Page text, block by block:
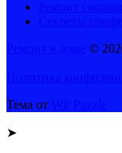
©
Тема от
➤